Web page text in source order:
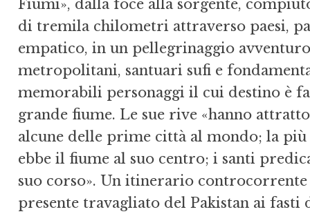
Fiumi», dalla foce alla sorgente,
di tremila chilometri attraverso paesi,
empatico, in un pellegrinaggio
metropolitani, santuari sufi e
memorabili personaggi il cui destino è
grande fiume. Le sue rive «hanno
alcune delle prime città al mondo; la
ebbe il fiu­me al suo centro; i santi
suo corso». Un itinerario
presente travagliato del Pakistan ai